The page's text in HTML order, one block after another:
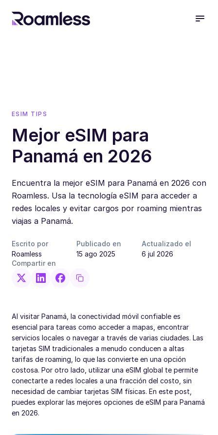
ESIM TIPS
Mejor eSIM para
Panamá en 2026
Encuentra la mejor eSIM para Panamá en 2026 con
Roamless. Usa la tecnología eSIM para acceder a
redes locales y evitar cargos por roaming mientras
viajas a Panamá.
Escrito por
Roamless
Publicado en
15 ago 2025
Actualizado el
6 jul 2026
Compartir en
Al visitar Panamá, la conectividad móvil confiable es
esencial para tareas como acceder a mapas, encontrar
servicios locales o navegar a través de varias ciudades. Las
tarjetas SIM tradicionales a menudo conducen a altas
tarifas de roaming, lo que las convierte en una opción
costosa. Por otro lado, utilizar una eSIM global te permite
conectarte a redes locales a una fracción del costo, sin
necesidad de cambiar tarjetas SIM físicas. En este post,
puedes explorar las mejores opciones de eSIM para Panamá
en 2026.